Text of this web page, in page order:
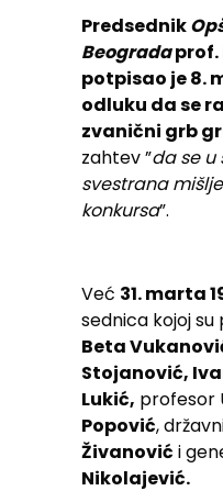
Predsednik
Beogradaprof.
potpisao je 8.
odluku da se
zvanični grb
zahtev ”da se u
svestrana
konkursa”.
Već 31. marta
sednica kojoj
Beta
Stojanović,
Lukić, profesor
Popović,
Živanović i
Nikolajević.